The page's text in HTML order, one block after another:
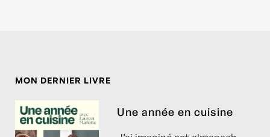
MON DERNIER LIVRE
Une année en cuisine